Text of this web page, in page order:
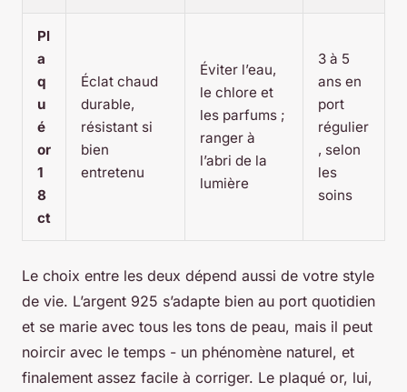
Pl
a
q
u
é
or
1
8
ct
Éclat chaud
durable,
résistant si
bien
entretenu
Éviter l’eau,
le chlore et
les parfums ;
ranger à
l’abri de la
lumière
3 à 5
ans en
port
régulier
, selon
les
soins
Le choix entre les deux dépend aussi de votre style
de vie. L’argent 925 s’adapte bien au port quotidien
et se marie avec tous les tons de peau, mais il peut
noircir avec le temps - un phénomène naturel, et
finalement assez facile à corriger. Le plaqué or, lui,